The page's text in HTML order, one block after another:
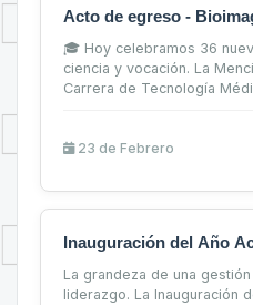
Acto de egreso -
🎓 Hoy celebramos 36
ciencia y vocación. La
Carrera de Tecnología
23 de Febrero
Inauguración del Año
La grandeza de una
liderazgo. La Inauguración